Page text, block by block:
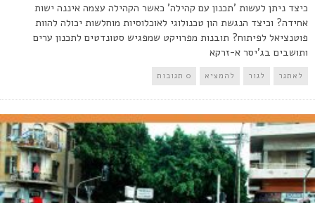
כיצד ניתן לעשות 'תכנון עם קהילה' כאשר הקהילה עצמה איננה ישות
אחידה? וכיצד הנגשת הון טכנולוגי לאוכלוסיות מוחלשות יכולה להוות
פוטנציאל לפיתוח? תובנות מפרויקט שמפגיש סטונדטים לתכנון ערים
ותושבים בג'יסר א-זרקא
לאתגר לגור להמציא 0 תגובות